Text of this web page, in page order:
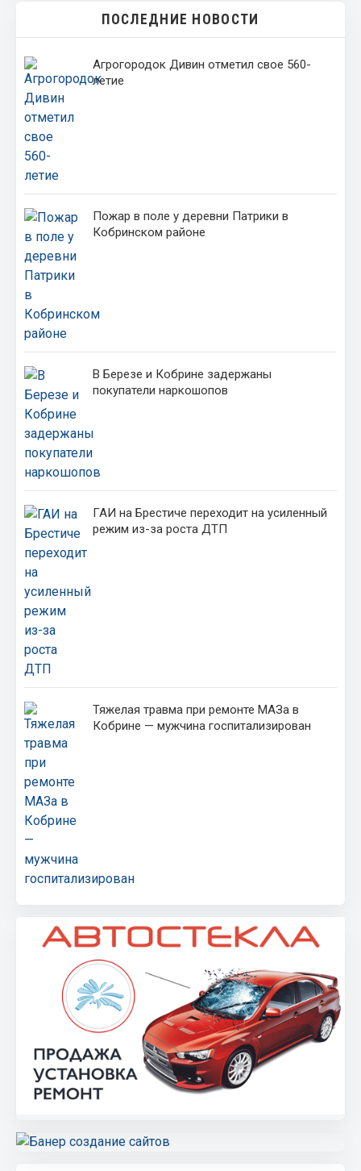
ПОСЛЕДНИЕ НОВОСТИ
Агрогородок Дивин отметил свое 560-
летие
Пожар в поле у деревни Патрики в
Кобринском районе
В Березе и Кобрине задержаны
покупатели наркошопов
ГАИ на Брестиче переходит на усиленный
режим из-за роста ДТП
Тяжелая травма при ремонте МАЗа в
Кобрине — мужчина госпитализирован